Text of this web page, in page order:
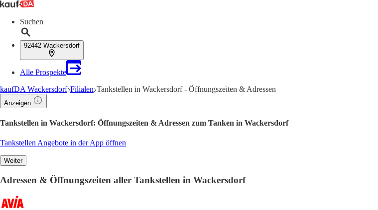
Suchen
92442 Wackersdorf
Alle Prospekte
kaufDA Wackersdorf Filialen Tankstellen in Wackersdorf - Öffnungszeiten & Adressen
Anzeigen
Tankstellen in Wackersdorf: Öffnungszeiten & Adressen zum Tanken in Wackersdorf
Tankstellen Angebote in der App öffnen
Weiter
Adressen & Öffnungszeiten aller Tankstellen in Wackersdorf